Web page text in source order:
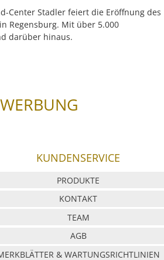
Center Stadler feiert die Eröffnung des
Regensburg. Mit über 5.000
darüber hinaus.
KUNDENSERVICE
PRODUKTE
KONTAKT
TEAM
AGB
& WARTUNGSRICHTLINIEN